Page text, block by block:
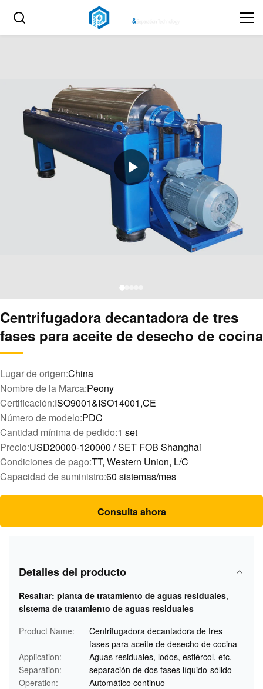
Centrifugadora decantadora de tres
fases para aceite de desecho de cocina
Lugar de origen:China
Nombre de la Marca:Peony
Certificación:ISO9001&ISO14001,CE
Número de modelo:PDC
Cantidad mínima de pedido:1 set
Precio:USD20000-120000 / SET FOB Shanghai
Condiciones de pago:TT, Western Union, L/C
Capacidad de suministro:60 sistemas/mes
Consulta ahora
Detalles del producto
Resaltar: planta de tratamiento de aguas residuales,
sistema de tratamiento de aguas residuales
Product Name:
Centrifugadora decantadora de tres
fases para aceite de desecho de cocina
Application:
Aguas residuales, lodos, estiércol, etc.
Separation:
separación de dos fases líquido-sólido
Operation:
Automático continuo